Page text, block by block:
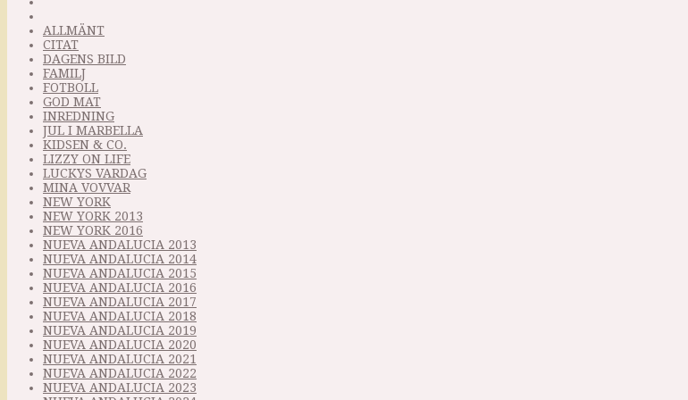
ALLMÄNT
CITAT
DAGENS BILD
FAMILJ
FOTBOLL
GOD MAT
INREDNING
JUL I MARBELLA
KIDSEN & CO.
LIZZY ON LIFE
LUCKYS VARDAG
MINA VOVVAR
NEW YORK
NEW YORK 2013
NEW YORK 2016
NUEVA ANDALUCIA 2013
NUEVA ANDALUCIA 2014
NUEVA ANDALUCIA 2015
NUEVA ANDALUCIA 2016
NUEVA ANDALUCIA 2017
NUEVA ANDALUCIA 2018
NUEVA ANDALUCIA 2019
NUEVA ANDALUCIA 2020
NUEVA ANDALUCIA 2021
NUEVA ANDALUCIA 2022
NUEVA ANDALUCIA 2023